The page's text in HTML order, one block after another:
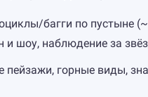
багги по пустыне
и шоу, наблюдение за
горные виды,